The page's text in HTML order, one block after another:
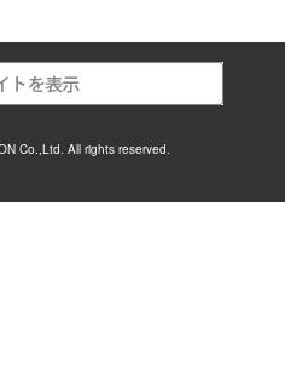
Co.,Ltd. All rights reserved.